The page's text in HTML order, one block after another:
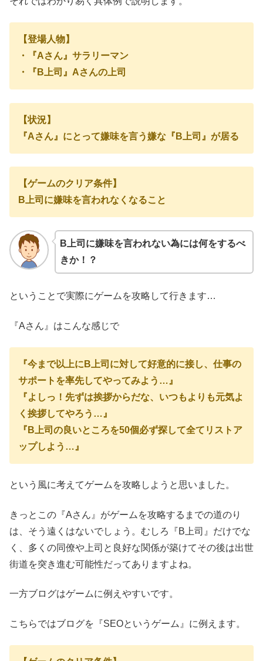
【登場人物】
・『Aさん』サラリーマン
・『B上司』Aさんの上司
【状況】
『Aさん』にとって嫌味を言う嫌な『B上司』が居る
【ゲームのクリア条件】
B上司に嫌味を言われなくなること
B上司に嫌味を言われない為には何をするべ
きか！？
ということで実際にゲームを攻略して行きます…
『Aさん』はこんな感じで
『今まで以上にB上司に対して好意的に接し、仕事の
サポートを率先してやってみよう…』
『よしっ！先ずは挨拶からだな、いつもよりも元気よ
く挨拶してやろう…』
『B上司の良いところを50個必ず探して全てリストア
ップしよう…』
という 風に考えてゲームを攻略しようと思いました。
きっとこの『Aさん』がゲームを攻略するまでの道のり
は、そう遠くはないでしょう。 むしろ『B上司』だけでな
く、多くの同僚や上司と良好な関係が築けてその後は出世
街道を突き進む可能性だってありますよね。
一方ブログはゲームに例えやすいです。
こちらではブログを『SEOというゲーム』に例えます。